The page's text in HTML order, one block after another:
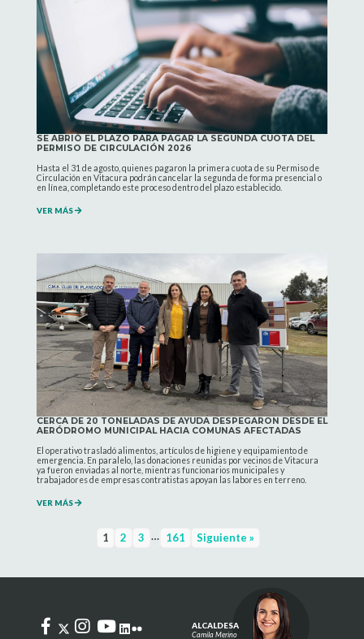
SE ABRIÓ EL PLAZO PARA PAGAR LA SEGUNDA CUOTA DEL
PERMISO DE CIRCULACIÓN 2026
Hasta el 31 de agosto, quienes pagaron la primera cuota de su Permiso de
Circulación en Vitacura podrán cancelar la segunda de forma presencial o
en línea, completando este proceso dentro del plazo establecido.
VER MÁS
CERCA DE 20 TONELADAS DE AYUDA DESPEGARON DESDE EL
AERÓDROMO MUNICIPAL HACIA COMUNAS AFECTADAS
El operativo trasladó alimentos, artículos de higiene y equipamiento de
emergencia. En paralelo, las donaciones reunidas por vecinos de Vitacura
ya fueron enviadas al norte, mientras funcionarios municipales y
trabajadores de empresas contratistas apoyan las labores en terreno.
VER MÁS
1 2 3 … 161 Siguiente »
ALCALDESA
Camila Merino